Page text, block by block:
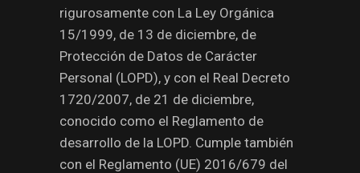
rigurosamente con La Ley Orgánica
15/1999, de 13 de diciembre, de
Protección de Datos de Carácter
Personal (LOPD), y con el Real Decreto
1720/2007, de 21 de diciembre,
conocido como el Reglamento de
desarrollo de la LOPD. Cumple también
con el Reglamento (UE) 2016/679 del